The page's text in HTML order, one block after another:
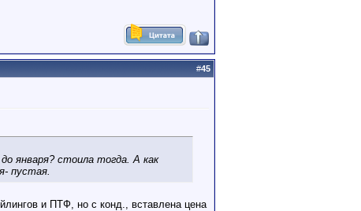
#45
января? стоила тогда. А как
пустая.
и ПТФ, но с конд., вставлена цена